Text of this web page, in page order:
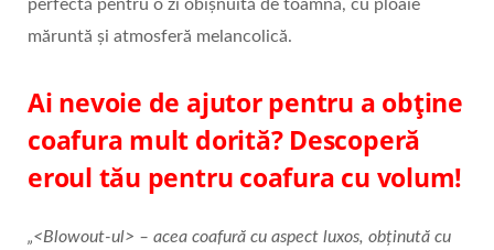
perfectă pentru o zi obișnuită de toamnă, cu ploaie
măruntă și atmosferă melancolică.
Ai nevoie de ajutor pentru a obține
coafura mult dorită? Descoperă
eroul tău pentru coafura cu volum!
„<Blowout-ul> – acea coafură cu aspect luxos, obținută cu